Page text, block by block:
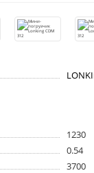
1230
0.54
3700